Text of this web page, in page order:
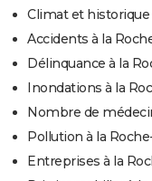
Climat et historique
Accidents à la
Délinquance à la
Inondations à la
Nombre de
Pollution à la
Entreprises à la